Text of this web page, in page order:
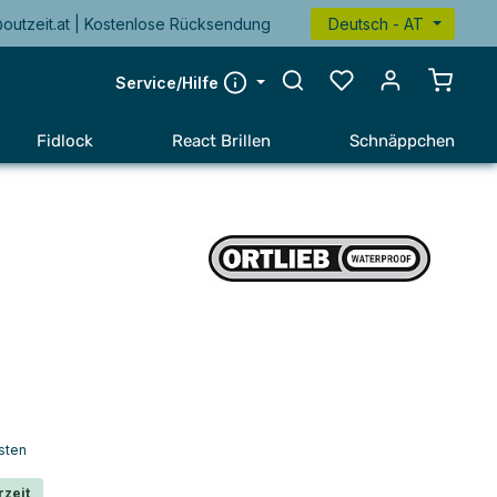
| Kostenlose Rücksendung Deutsch - AT
Service/Hilfe
Fidlock React Brillen Schnäppchen